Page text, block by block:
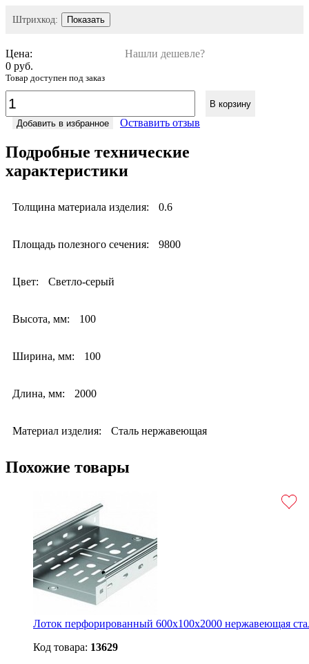
Штрихкод: Показать
Цена:
Нашли дешевле?
0 руб.
Товар доступен под заказ
В корзину
Добавить в избранное
Оствавить отзыв
Подробные технические
характеристики
Толщина материала изделия: 0.6
Площадь полезного сечения: 9800
Цвет: Светло-серый
Высота, мм: 100
Ширина, мм: 100
Длина, мм: 2000
Материал изделия: Сталь нержавеющая
Похожие товары
Лоток перфорированный 600х100x2000 нержавеющая
Код товара: 13629